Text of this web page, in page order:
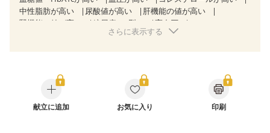
中性脂肪が高い
尿酸値が高い
肝機能の値が高い
腎機能の値が高い
糖尿病（2型）
高血圧
非アルコール性脂肪肝
CKD（ステージ２）
CKD（ステージ３a）
CKD（ステージ３b）
乳がん（抗がん剤治療中）
乳がん（ホルモン療法中）
乳がん（放射線治療中）
さらに表示する
献立に追加 お気に入り 印刷